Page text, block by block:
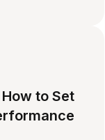
to Set